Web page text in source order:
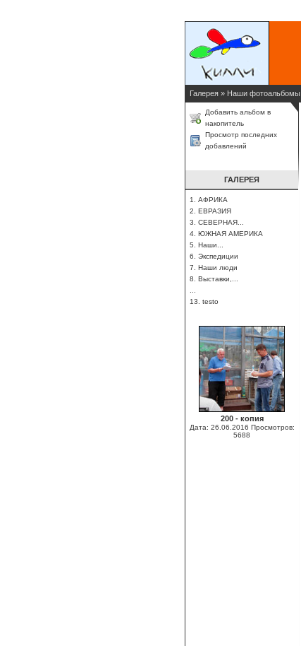
Галерея » Наши фотоальбомы
Добавить альбом в
накопитель
Просмотр последних
добавлений
ГАЛЕРЕЯ
1. АФРИКА
2. ЕВРАЗИЯ
3. СЕВЕРНАЯ...
4. ЮЖНАЯ АМЕРИКА
5. Наши...
6. Экспедиции
7. Наши люди
8. Выставки,...
13. testo
200 - копия
Дата: 26.06.2016 Просмотров:
5688